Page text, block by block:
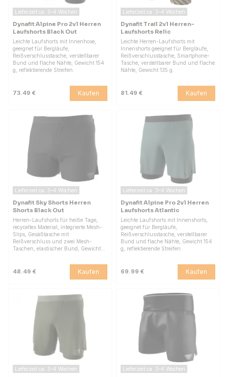
Lieferzeit ca. 3–4 Wochen
Dynafit Alpine Pro 2v1 Herren
Laufshorts Black Out
Leichte Laufshorts mit Innenhose,
geeignet für Bergläufe,
Reißverschlusstasche, verstellbarer
Bund und flache Nähte, Gewicht 154
g, reflektierende Streifen.
73.49 € Kaufen
Lieferzeit ca. 3–4 Wochen
Dynafit Trail 2v1 Herren-
Laufshorts Relic
Leichte Herren-Laufshorts mit
Innenshorts geeignet für Bergläufe,
Reißverschlusstasche, Smartphone-
Tasche, verstellbarer Bund und flache
Nähte, Gewicht 135 g.
81.49 € Kaufen
Lieferzeit ca. 3–4 Wochen
Dynafit Sky Shorts Herren
Shorts Black Out
Herren-Laufshorts für heiße Tage,
recyceltes Material, integrierte Mesh-
Slips, Gesäßtasche mit
Reißverschluss und zwei Mesh-
Taschen, elastischer Bund, Gewicht…
48.49 € Kaufen
Lieferzeit ca. 3–4 Wochen
Dynafit Alpine Pro 2v1 Herren
Laufshorts Atlantic
Leichte Laufshorts mit Innenshorts,
geeignet für Bergläufe,
Reißverschlusstasche, verstellbarer
Bund und flache Nähte, Gewicht 154
g, reflektierende Streifen.
69.99 € Kaufen
Lieferzeit ca. 3–4 Wochen Lieferzeit ca. 3–4 Wochen